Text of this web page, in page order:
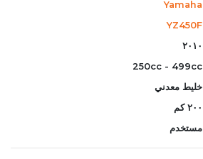
Yamaha
YZ450F
٢٠١٠
250cc - 499cc
خليط معدني
٢٠٠ كم
مستخدم